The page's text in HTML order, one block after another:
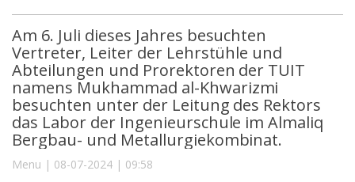
Am 6. Juli dieses Jahres besuchten
Vertreter, Leiter der Lehrstühle und
Abteilungen und Prorektoren der TUIT
namens Mukhammad al-Khwarizmi
besuchten unter der Leitung des Rektors
das Labor der Ingenieurschule im Almaliq
Bergbau- und Metallurgiekombinat.
Menu | 08-07-2024 | 09:58